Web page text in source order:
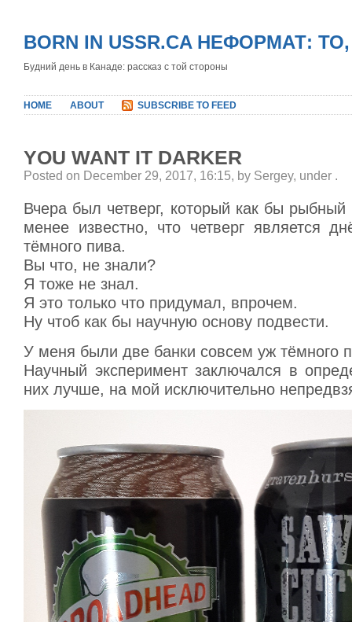
BORN IN USSR.CA НЕФОРМАТ:
Будний день в Канаде: рассказ с той стороны
HOME ABOUT SUBSCRIBE TO FEED
YOU WANT IT DARKER
Posted on December 29, 2017, 16:15, by Sergey, under .
Вчера был четверг, который как бы рыбный
менее известно, что четверг является
тёмного пива.
Вы что, не знали?
Я тоже не знал.
Я это только что придумал, впрочем.
Ну чтоб как бы научную основу подвести.
У меня были две банки совсем уж тёмного
Научный эксперимент заключался в
них лучше, на мой исключительно